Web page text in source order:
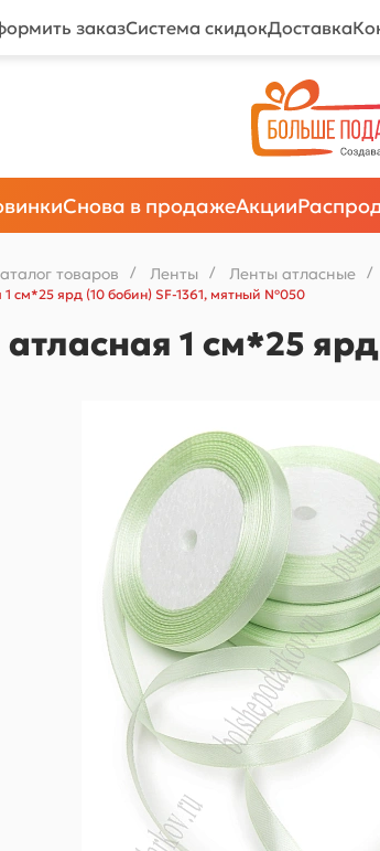
заказСистема скидокДоставка
Снова в продажеАкции
товаров / Ленты / Ленты атласные /
1 см*25 ярд (10 бобин) SF-1361, мятный №050
1 см*25